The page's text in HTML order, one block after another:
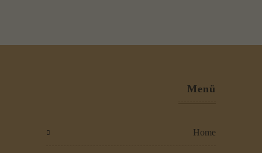
Menü
home
standardmäßig blockiert. Wenn Cookies von externen Medien
Datenschutzerklärung Impressum